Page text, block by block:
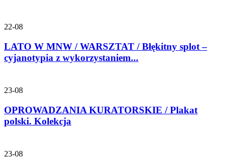
22-08
LATO W MNW / WARSZTAT / Błękitny splot –
cyjanotypia z wykorzystaniem...
23-08
OPROWADZANIA KURATORSKIE / Plakat
polski. Kolekcja
23-08